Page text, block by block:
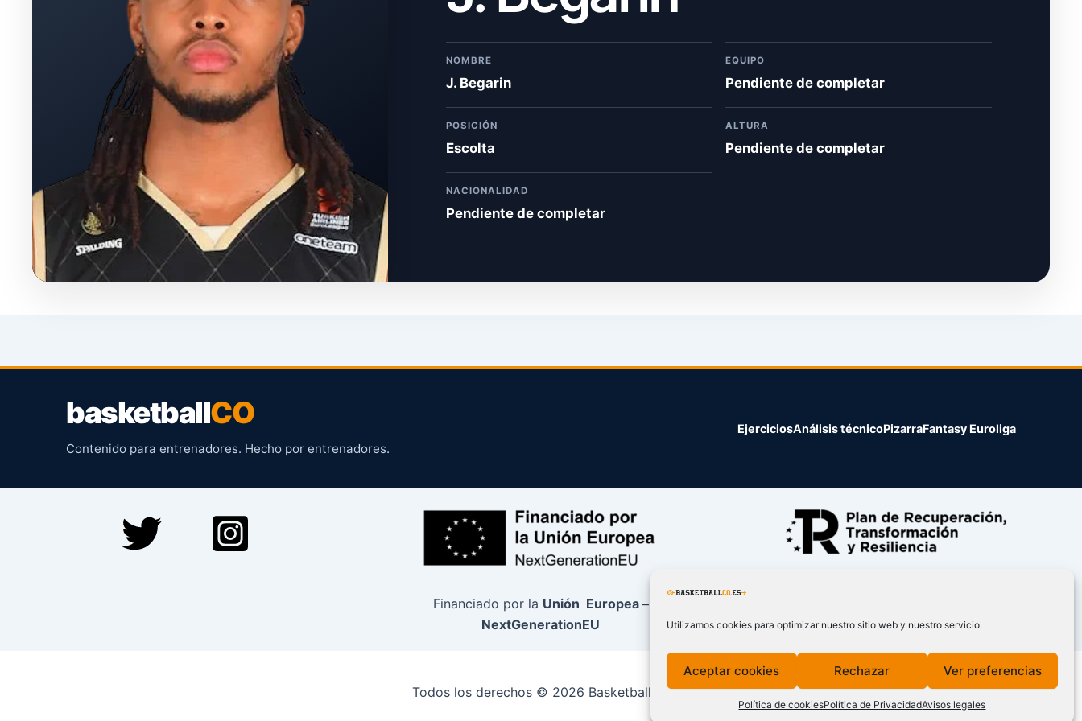
Utilizamos cookies para optimizar nuestro sitio web y nuestro servicio.
Aceptar cookies Rechazar Ver preferencias
Política de cookiesPolítica de PrivacidadAvisos legales
NOMBRE
J. Begarin
EQUIPO
Pendiente de completar
POSICIÓN
Escolta
ALTURA
Pendiente de completar
NACIONALIDAD
Pendiente de completar
basketballCO
Contenido para entrenadores. Hecho por entrenadores.
EjerciciosAnálisis técnicoPizarraFantasy Euroliga
Financiado por la Unión Europea –
NextGenerationEU
Todos los derechos © 2026 BasketballCO